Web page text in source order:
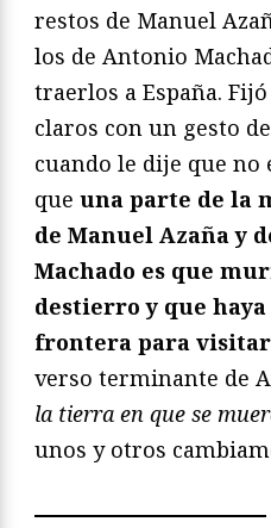
restos de Manuel
los de Antonio
traerlos a España.
claros con un gesto
cuando le dije que no
que una parte de la
de Manuel Azaña y
Machado es que
destierro y que
frontera para visitar
verso terminante de
la tierra en que se
unos y otros